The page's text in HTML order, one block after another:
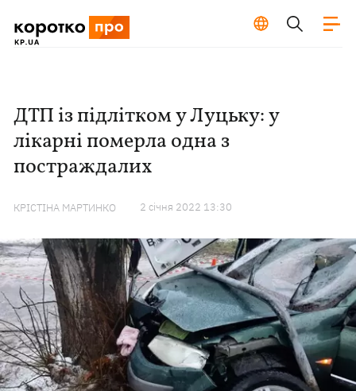
ДТП із підлітком у Луцьку: у
лікарні померла одна з
постраждалих
КРІСТІНА МАРТИНКО 2 сiчня 2022 13:30